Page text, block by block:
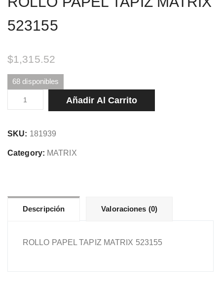
523155
$1,315.52
68 disponibles
ROLLO
PAPEL
MATRIX
523155
Añadir Al Carrito
SKU: 181939
Category: MATRIX
Descripción Valoraciones (0)
ROLLO PAPEL TAPIZ MATRIX 523155